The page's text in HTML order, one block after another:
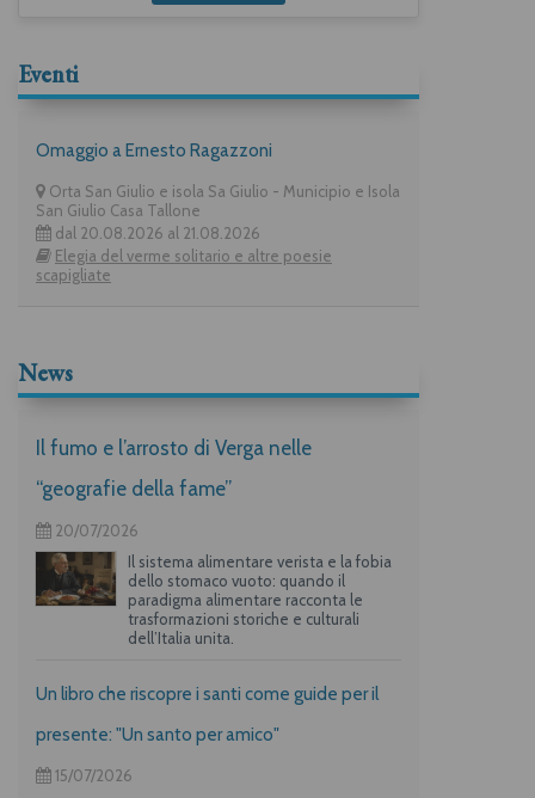
Eventi
Omaggio a Ernesto Ragazzoni
Orta San Giulio e isola Sa Giulio - Municipio e Isola
San Giulio Casa Tallone
dal 20.08.2026 al 21.08.2026
Elegia del verme solitario e altre poesie
scapigliate
News
Il fumo e l’arrosto di Verga nelle
“geografie della fame”
20/07/2026
Il sistema alimentare verista e la fobia
dello stomaco vuoto: quando il
paradigma alimentare racconta le
trasformazioni storiche e culturali
dell’Italia unita.
Un libro che riscopre i santi come guide per il
presente: "Un santo per amico"
15/07/2026